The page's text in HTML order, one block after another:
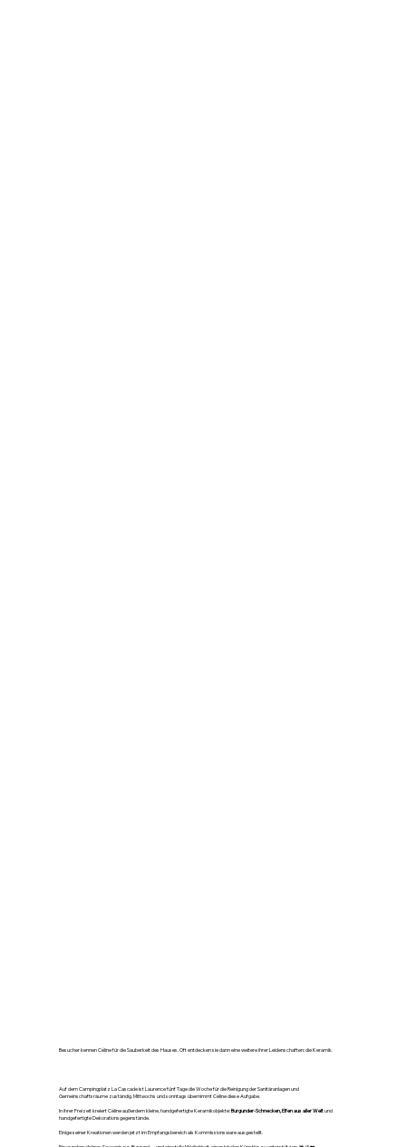
Besucher kennen Céline für die Sauberkeit des Hauses. Oft entdecken sie dann eine weitere ihrer Leidenschaften: die Keramik.
Auf dem Campingplatz La Cascade ist Laurence fünf Tage die Woche für die Reinigung der Sanitäranlagen und
Gemeinschaftsräume zuständig. Mittwochs und sonntags übernimmt Céline diese Aufgabe.
In ihrer Freizeit kreiert Céline außerdem kleine, handgefertigte Keramikobjekte:Burgunder-Schnecken, Elfen aus aller Weltund
handgefertigte Dekorationsgegenstände.
Einige seiner Kreationen werden jetzt im Empfangsbereich als Kommissionsware ausgestellt.